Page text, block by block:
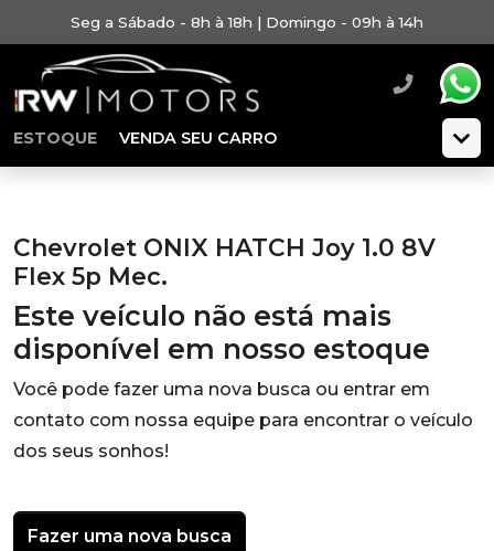
Seg a Sábado - 8h à 18h | Domingo - 09h à 14h
ESTOQUE VENDA SEU CARRO
Chevrolet ONIX HATCH Joy 1.0 8V
Flex 5p Mec.
Este veículo não está mais
disponível em nosso estoque
Você pode fazer uma nova busca ou entrar em
contato com nossa equipe para encontrar o veículo
dos seus sonhos!
Fazer uma nova busca